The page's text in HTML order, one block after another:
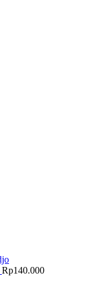
Rp140.000